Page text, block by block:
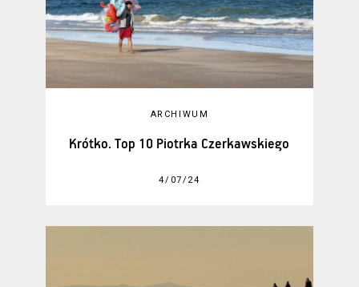
ARCHIWUM
Krótko. Top 10 Piotrka Czerkawskiego
4/07/24